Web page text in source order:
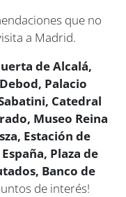
que no
a Madrid.
de Alcalá,
Palacio
Catedral
Museo Reina
Estación de
Plaza de
Banco de
de interés!